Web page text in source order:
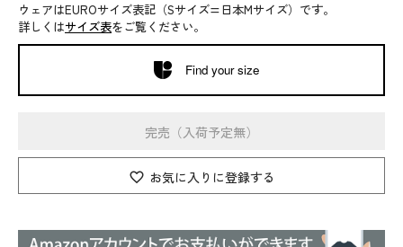
ウェアはEUROサイズ表記（Sサイズ=日本Mサイズ）です。
詳しくはサイズ表をご覧ください。
Find your size
完売（入荷予定無）
お気に入りに登録する